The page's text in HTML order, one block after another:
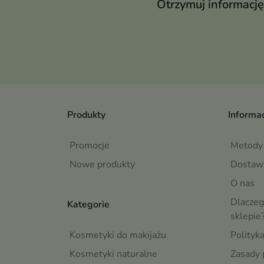
Otrzymuj
Produkty
Promocje
Nowe produkty
Metody
O nas
Zasady
Kategorie
Kosmetyki do makijażu
Kosmetyki naturalne